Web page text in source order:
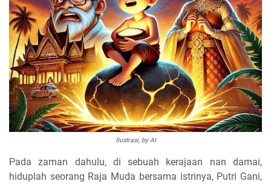
Ilustrasi, by AI
Pada zaman dahulu, di sebuah kerajaan nan damai,
hiduplah seorang Raja Muda bersama istrinya, Putri Gani,